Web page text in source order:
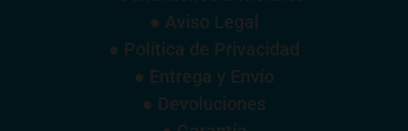
● Aviso Legal
● Política de Privacidad
● Entrega y Envío
● Devoluciones